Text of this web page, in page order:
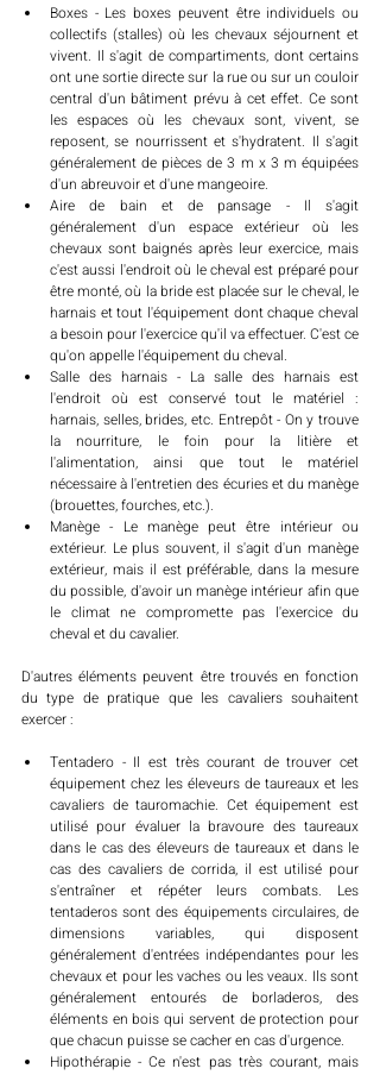
Boxes - Les boxes peuvent être individuels ou
collectifs (stalles) où les chevaux séjournent et
vivent. Il s'agit de compartiments, dont certains
ont une sortie directe sur la rue ou sur un couloir
central d'un bâtiment prévu à cet effet. Ce sont
les espaces où les chevaux sont, vivent, se
reposent, se nourrissent et s'hydratent. Il s'agit
généralement de pièces de 3 m x 3 m équipées
d'un abreuvoir et d'une mangeoire.
Aire de bain et de pansage - Il s'agit
généralement d'un espace extérieur où les
chevaux sont baignés après leur exercice, mais
c'est aussi l'endroit où le cheval est préparé pour
être monté, où la bride est placée sur le cheval, le
harnais et tout l'équipement dont chaque cheval
a besoin pour l'exercice qu'il va effectuer. C'est ce
qu'on appelle l'équipement du cheval.
Salle des harnais - La salle des harnais est
l'endroit où est conservé tout le matériel :
harnais, selles, brides, etc. Entrepôt - On y trouve
la nourriture, le foin pour la litière et
l'alimentation, ainsi que tout le matériel
nécessaire à l'entretien des écuries et du manège
(brouettes, fourches, etc.).
Manège - Le manège peut être intérieur ou
extérieur. Le plus souvent, il s'agit d'un manège
extérieur, mais il est préférable, dans la mesure
du possible, d'avoir un manège intérieur afin que
le climat ne compromette pas l'exercice du
cheval et du cavalier.
D'autres éléments peuvent être trouvés en fonction
du type de pratique que les cavaliers souhaitent
exercer :
Tentadero - Il est très courant de trouver cet
équipement chez les éleveurs de taureaux et les
cavaliers de tauromachie. Cet équipement est
utilisé pour évaluer la bravoure des taureaux
dans le cas des éleveurs de taureaux et dans le
cas des cavaliers de corrida, il est utilisé pour
s'entraîner et répéter leurs combats. Les
tentaderos sont des équipements circulaires, de
dimensions variables, qui disposent
généralement d'entrées indépendantes pour les
chevaux et pour les vaches ou les veaux. Ils sont
généralement entourés de borladeros, des
éléments en bois qui servent de protection pour
que chacun puisse se cacher en cas d'urgence.
Hipothérapie - Ce n'est pas très courant, mais